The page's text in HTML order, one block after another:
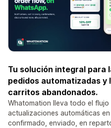
Tu solución integral para
pedidos automatizadas y
carritos abandonados.
Whatomation lleva todo el
actualizaciones automáticas
confirmado, enviado, en